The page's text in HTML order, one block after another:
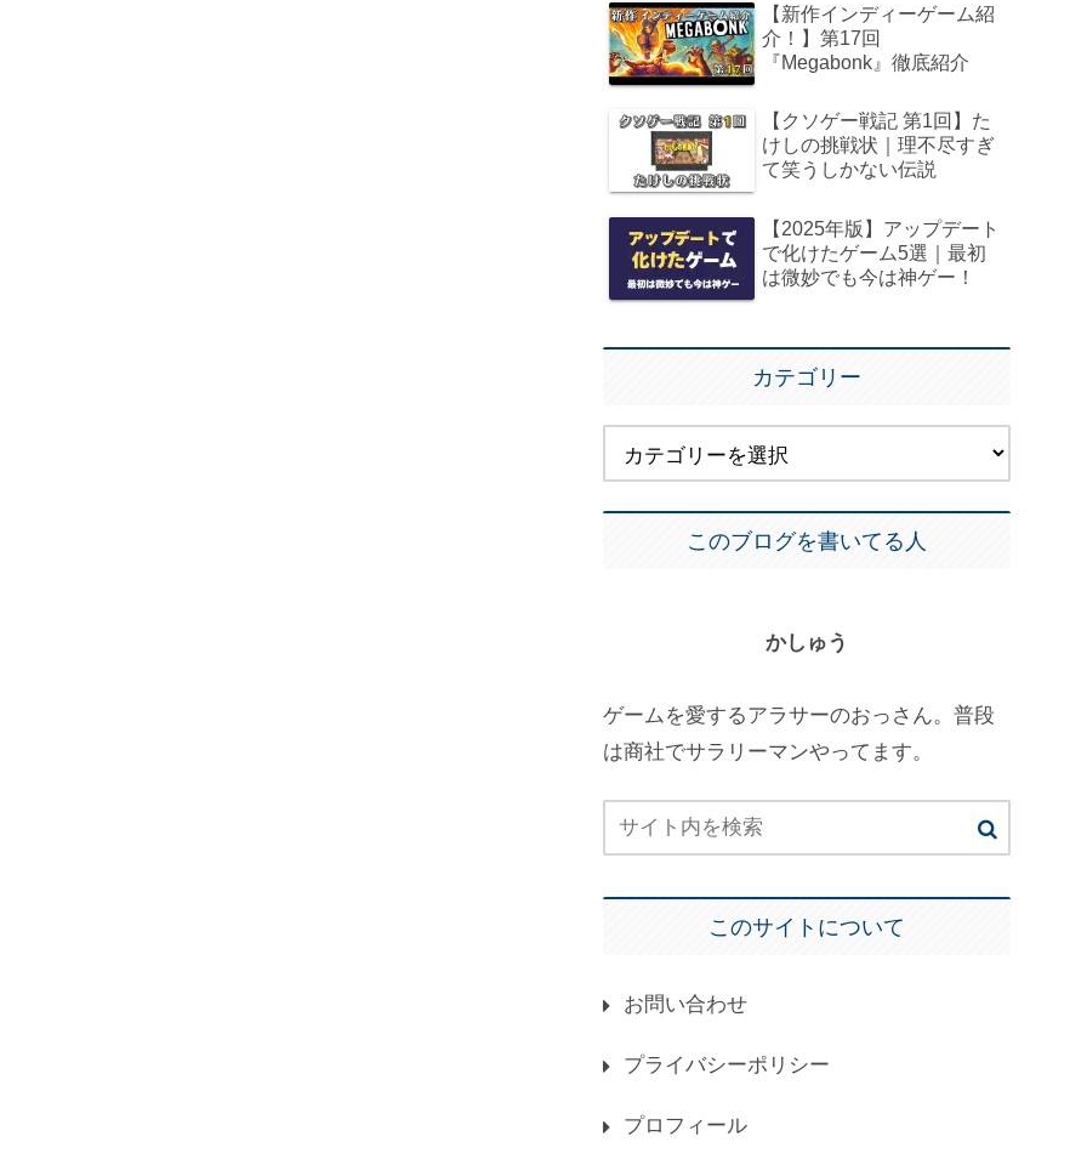
【新作インディーゲーム紹
介！】第17回
『Megabonk』徹底紹介
【クソゲー戦記 第1回】た
けしの挑戦状｜理不尽すぎ
て笑うしかない伝説
【2025年版】アップデート
で化けたゲーム5選｜最初
は微妙でも今は神ゲー！
カテゴリー
このブログを書いてる人
かしゅう
ゲームを愛するアラサーのおっさん。普段
は商社でサラリーマンやってます。
このサイトについて
お問い合わせ
プライバシーポリシー
プロフィール